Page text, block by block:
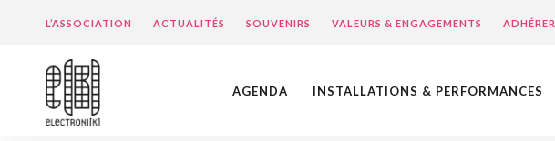
L’ASSOCIATION ACTUALITÉS SOUVENIRS VALEURS & ENGAGEMENTS ADHÉRER
AGENDA INSTALLATIONS & PERFORMANCES